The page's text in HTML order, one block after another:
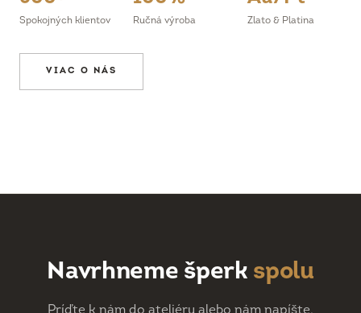
Spokojných klientov Ručná výroba Zlato & Platina
VIAC O NÁS
Navrhneme šperk spolu
Príďte k nám do ateliéru alebo nám napíšte.